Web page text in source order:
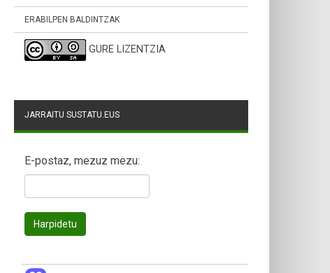
ERABILPEN BALDINTZAK
GURE LIZENTZIA
JARRAITU SUSTATU.EUS
E-postaz, mezuz mezu: